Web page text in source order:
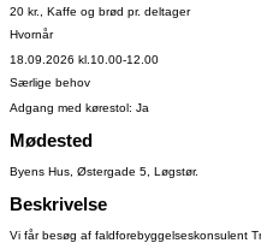
20 kr., Kaffe og brød pr. deltager
Hvornår
18.09.2026 kl.10.00-12.00
Særlige behov
Adgang med kørestol: Ja
Mødested
Byens Hus, Østergade 5, Løgstør.
Beskrivelse
Vi får besøg af faldforebyggelseskonsulent